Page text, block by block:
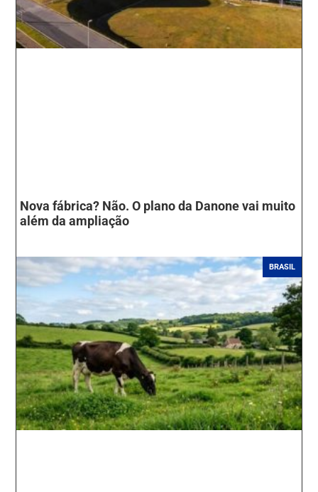
Nova fábrica? Não. O plano da Danone vai muito
além da ampliação
BRASIL